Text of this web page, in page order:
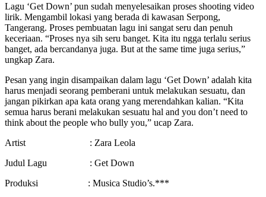
Lagu ‘Get Down’ pun sudah menyelesaikan proses shooting video
lirik. Mengambil lokasi yang berada di kawasan Serpong,
Tangerang. Proses pembuatan lagu ini sangat seru dan penuh
keceriaan. “Proses nya sih seru banget. Kita itu ngga terlalu serius
banget, ada bercandanya juga. But at the same time juga serius,”
ungkap Zara.
Pesan yang ingin disampaikan dalam lagu ‘Get Down’ adalah kita
harus menjadi seorang pemberani untuk melakukan sesuatu, dan
jangan pikirkan apa kata orang yang merendahkan kalian. “Kita
semua harus berani melakukan sesuatu hal and you don’t need to
think about the people who bully you,” ucap Zara.
Artist : Zara Leola
Judul Lagu : Get Down
Produksi : Musica Studio’s.***